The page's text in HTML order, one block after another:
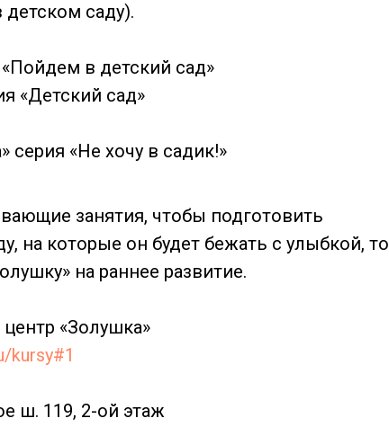
детском саду).
«Пойдем в детский сад»
«Детский сад»
серия «Не хочу в садик!»
занятия, чтобы подготовить
на которые он будет бежать с улыбкой, то
на раннее развитие.
«Золушка»
kursy#1
ш. 119, 2-ой этаж